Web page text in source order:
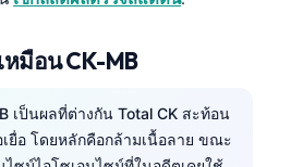
หมือน CK-MB
เป็นผลที่ต่างกัน Total CK สะท้อน
เยื่อ โดยหลักคือกล้ามเนื้อลาย ขณะ